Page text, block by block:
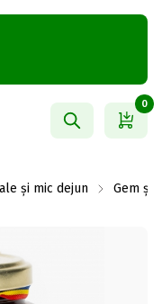
0
și mic dejun Gem și